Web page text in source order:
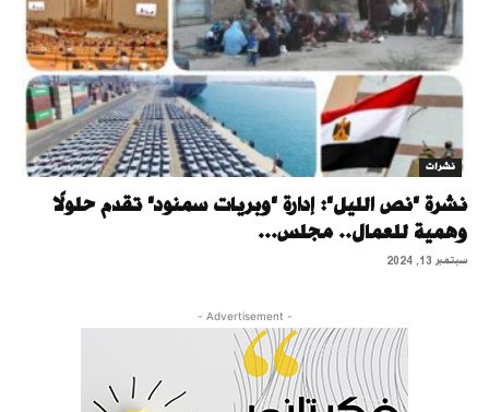
نشرات
نشرة "نص الليل": إدارة "وبريات سمنود" تقدم حلولًا
وهمية للعمال.. مجلس...
سبتمبر 13, 2024
- Advertisement -